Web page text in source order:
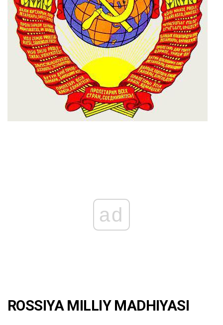
ad
ROSSIYA MILLIY MADHIYASI